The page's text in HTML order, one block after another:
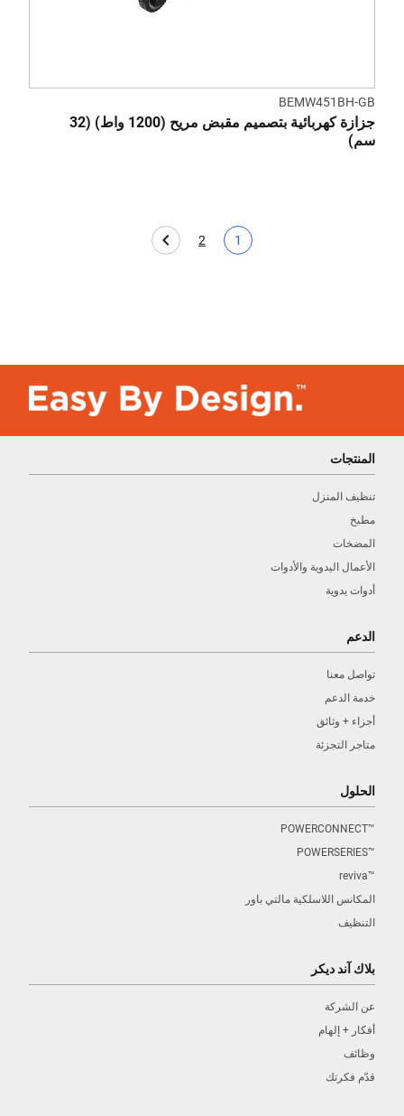
BEMW451BH-GB
جزازة كهربائية بتصميم مقبض مريح (1200 واط) (32
سم)
الصفحة الحالية
1
Page
2
المنتجات
تنظيف المنزل
مطبخ
المضخات
الأعمال اليدوية والأدوات
أدوات يدوية
الدعم
تواصل معنا
خدمة الدعم
أجزاء + وثائق
متاجر التجزئة
الحلول
™POWERCONNECT
™POWERSERIES
™reviva
المكانس اللاسلكية مالتي باور
التنظيف
بلاك آند ديكر
عن الشركة
أفكار + إلهام
وظائف
قدّم فكرتك